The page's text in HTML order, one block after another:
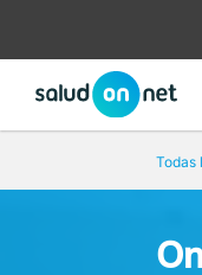
Todas